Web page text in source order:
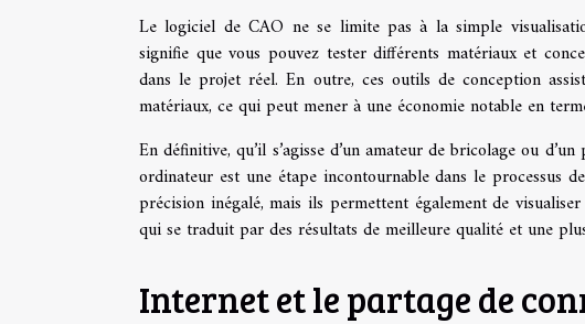
Le logiciel de CAO ne se limite pas à la simple
signifie que vous pouvez tester différents matériaux et
dans le projet réel. En outre, ces outils de conception
matériaux, ce qui peut mener à une économie notable en
En définitive, qu’il s’agisse d’un amateur de bricolage ou
ordinateur est une étape incontournable dans le processus
précision inégalé, mais ils permettent également de
qui se traduit par des résultats de meilleure qualité et une
Internet et le partage de